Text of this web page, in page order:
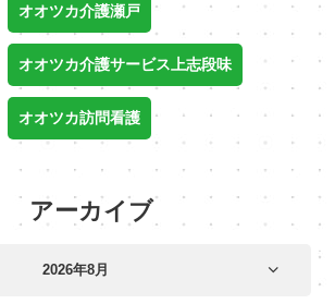
オオツカ介護瀬戸
オオツカ介護サービス上志段味
オオツカ訪問看護
アーカイブ